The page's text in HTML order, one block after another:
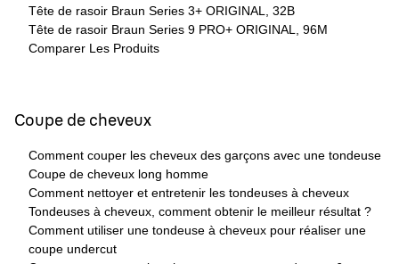
Tête de rasoir Braun Series 3+ ORIGINAL, 32B
Tête de rasoir Braun Series 9 PRO+ ORIGINAL, 96M
Comparer Les Produits
Coupe de cheveux
Comment couper les cheveux des garçons avec une tondeuse
Coupe de cheveux long homme
Comment nettoyer et entretenir les tondeuses à cheveux
Tondeuses à cheveux, comment obtenir le meilleur résultat ?
Comment utiliser une tondeuse à cheveux pour réaliser une
coupe undercut